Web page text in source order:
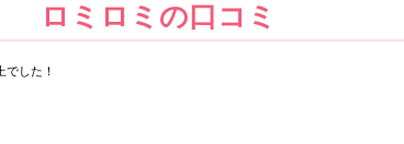
ロミロミの口コミ
でした！